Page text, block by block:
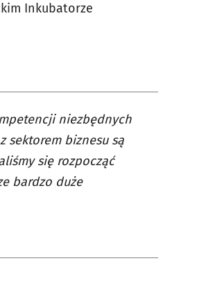
Inkubatorze
niezbędnych
sektorem biznesu są
się rozpocząć
bardzo duże